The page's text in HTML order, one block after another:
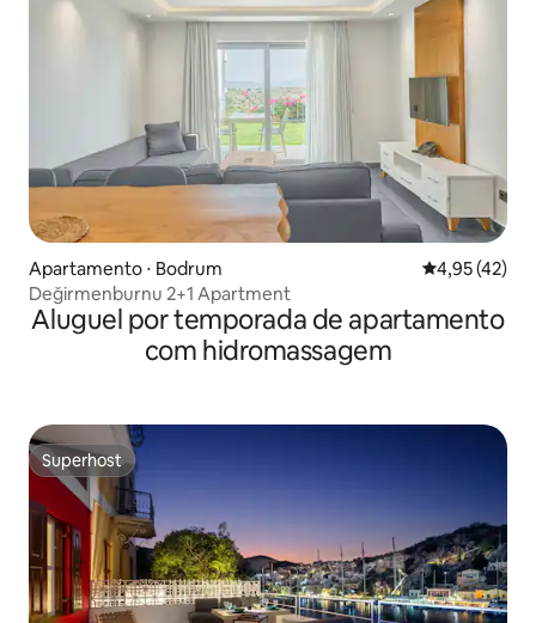
Apartamento ⋅ Bodrum 4,95 de uma
4,95 (42)
Değirmenburnu 2+1 Apartment
Aluguel por temporada de apartamento
com hidromassagem
Superhost
Superhost